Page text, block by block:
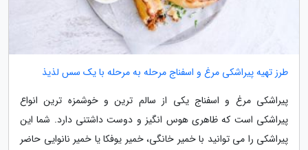
طرز تهیه پیراشکی مرغ و اسفناج مرحله به مرحله با یک سس لذیذ
پیراشکی مرغ و اسفناج یکی از سالم ترین و خوشمزه ترین انواع
پیراشکی است که ظاهری هوس انگیز و دوست داشتنی دارد. شما این
پیراشکی را می توانید با خمیر خانگی، خمیر یوفکا یا خمیر نانوایی حاضر